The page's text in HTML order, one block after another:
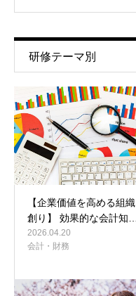
研修テーマ別
【企業価値を高める組織
創り】 効果的な会計知…
2026.04.20
会計・財務